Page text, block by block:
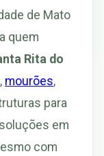
de Mato
quem
Rita do
mourões,
para
em
com